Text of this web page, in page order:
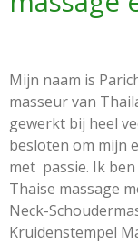
Mijn naam is
masseur van
gewerkt bij heel
besloten om mijn
met passie. Ik
Thaise massage
Neck-
Kruidenstempel